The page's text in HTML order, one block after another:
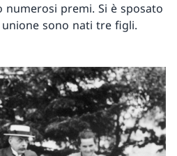
premi. Si è sposato
sono nati tre figli.